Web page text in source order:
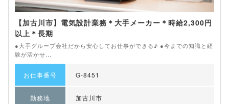
【加古川市】電気設計業務＊大手メーカー＊時給2,300円
以上＊長期
●大手グループ会社だから安心してお仕事ができる♪ ●今までの知識と経
験が活かせ...
お仕事番号 G-8451
勤務地 加古川市